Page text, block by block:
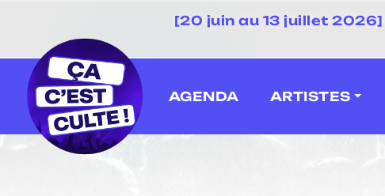
[20 juin au 13 juillet
AGENDA ARTISTES